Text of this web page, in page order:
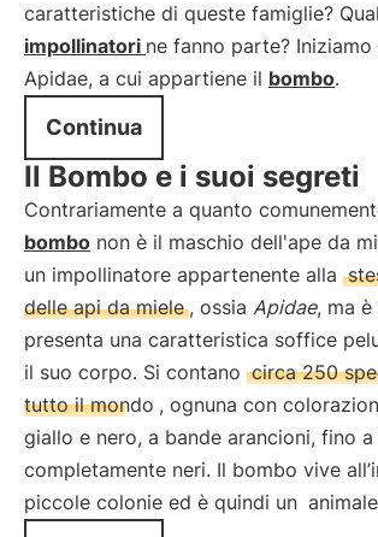
caratteristiche di queste famiglie?
impollinatori ne fanno parte?
Apidae, a cui appartiene il bombo.
Continua
Il Bombo e i suoi segreti
Contrariamente a quanto
bombo non è il maschio dell'ape da
un impollinatore appartenente alla
delle api da miele , ossia Apidae, ma
presenta una caratteristica soffice
il suo corpo. Si contano circa 250
tutto il mondo , ognuna con
giallo e nero, a bande arancioni, fino a
completamente neri. Il bombo vive
piccole colonie ed è quindi un